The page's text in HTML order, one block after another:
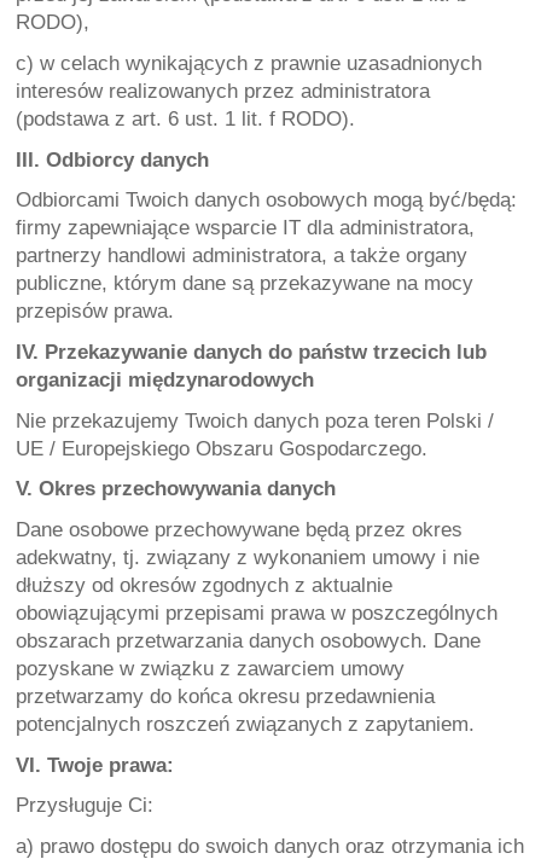
RODO),
c) w celach wynikających z prawnie uzasadnionych
interesów realizowanych przez administratora
(podstawa z art. 6 ust. 1 lit. f RODO).
III. Odbiorcy danych
Odbiorcami Twoich danych osobowych mogą być/będą:
firmy zapewniające wsparcie IT dla administratora,
partnerzy handlowi administratora, a także organy
publiczne, którym dane są przekazywane na mocy
przepisów prawa.
IV. Przekazywanie danych do państw trzecich lub
organizacji międzynarodowych
Nie przekazujemy Twoich danych poza teren Polski /
UE / Europejskiego Obszaru Gospodarczego.
V. Okres przechowywania danych
Dane osobowe przechowywane będą przez okres
adekwatny, tj. związany z wykonaniem umowy i nie
dłuższy od okresów zgodnych z aktualnie
obowiązującymi przepisami prawa w poszczególnych
obszarach przetwarzania danych osobowych. Dane
pozyskane w związku z zawarciem umowy
przetwarzamy do końca okresu przedawnienia
potencjalnych roszczeń związanych z zapytaniem.
VI. Twoje prawa:
Przysługuje Ci:
a) prawo dostępu do swoich danych oraz otrzymania ich